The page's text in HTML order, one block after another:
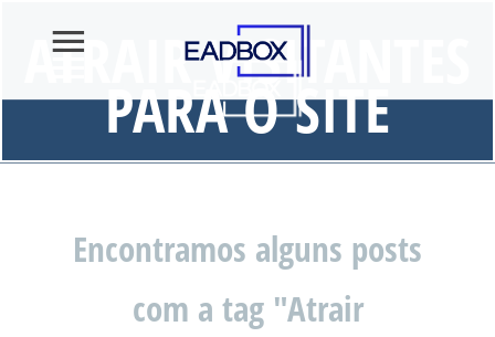
ATRAIR VISITANTES
PARA O SITE
Encontramos alguns posts
com a tag "Atrair